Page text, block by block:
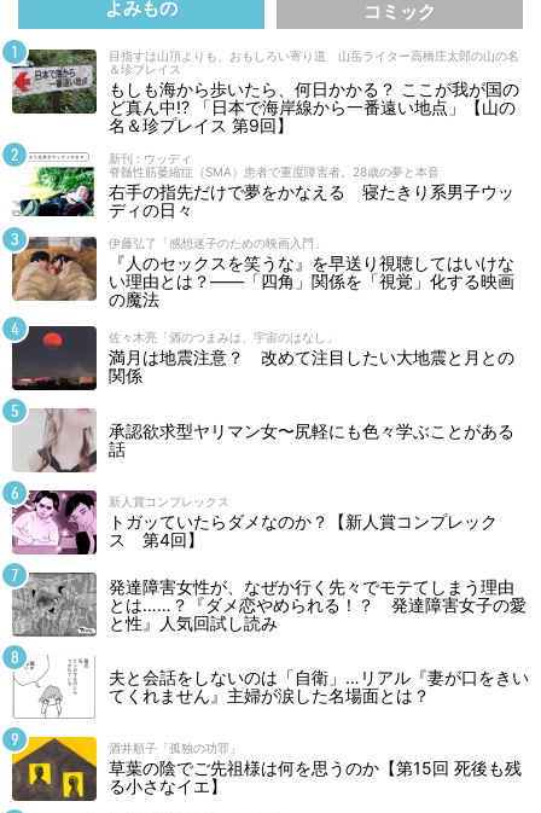
よみもの コミック
目指すは山頂よりも、おもしろい寄り道 山岳ライター高橋庄太郎の山の名
＆珍プレイス
もしも海から歩いたら、何日かかる？ ここが我が国の
ど真ん中!? 「日本で海岸線から一番遠い地点」【山の
名＆珍プレイス 第9回】
新刊 : ウッディ
脊髄性筋萎縮症（SMA）患者で重度障害者。28歳の夢と本音
右手の指先だけで夢をかなえる 寝たきり系男子ウッ
ディの日々
伊藤弘了「感想迷子のための映画入門」
『人のセックスを笑うな』を早送り視聴してはいけな
い理由とは？――「四角」関係を「視覚」化する映画
の魔法
佐々木亮「酒のつまみは、宇宙のはなし」
満月は地震注意？ 改めて注目したい大地震と月との
関係
承認欲求型ヤリマン女〜尻軽にも色々学ぶことがある
話
新人賞コンプレックス
トガッていたらダメなのか？【新人賞コンプレック
ス 第4回】
発達障害女性が、なぜか行く先々でモテてしまう理由
とは……？『ダメ恋やめられる！？ 発達障害女子の愛
と性』人気回試し読み
夫と会話をしないのは「自衛」…リアル『妻が口をきい
てくれません』主婦が涙した名場面とは？
酒井順子「孤独の功罪」
草葉の陰でご先祖様は何を思うのか【第15回 死後も残
る小さなイエ】